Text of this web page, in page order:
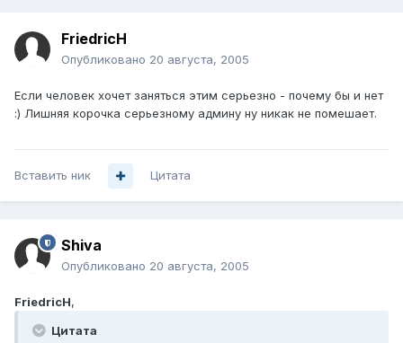
FriedricH
Опубликовано 20 августа, 2005
Если человек хочет заняться этим серьезно - почему бы и нет
:) Лишняя корочка серьезному админу ну никак не помешает.
Вставить ник Цитата
Shiva
Опубликовано 20 августа, 2005
FriedricH,
Цитата